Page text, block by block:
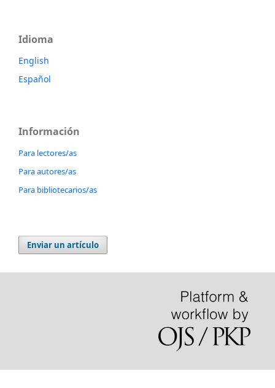
Idioma
English
Español
Información
Para lectores/as
Para autores/as
Para bibliotecarios/as
Enviar un artículo